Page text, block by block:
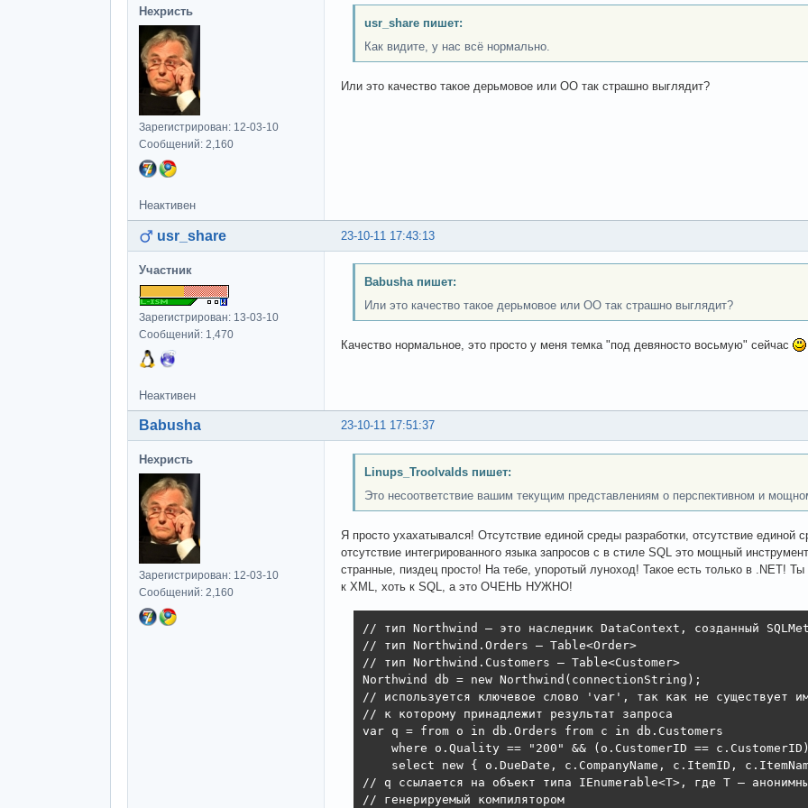
Нехристь
Зарегистрирован: 12-03-10
Сообщений: 2,160
usr_share пишет:
Как видите, у нас всё нормально.
Или это качество такое дерьмовое или ОО так страшно выглядит?
Неактивен
23-10-11 17:43:13
usr_share
Участник
Зарегистрирован: 13-03-10
Сообщений: 1,470
Babusha пишет:
Или это качество такое дерьмовое или ОО так страшно выглядит?
Качество нормальное, это просто у меня темка "под девяносто восьмую" сейчас
Неактивен
23-10-11 17:51:37
Babusha
Нехристь
Зарегистрирован: 12-03-10
Сообщений: 2,160
Linups_Troolvalds пишет:
Это несоответствие вашим текущим представлениям о перспективном и
Я просто ухахатывался! Отсутствие единой среды разработки, отсутствие единой
отсутствие интегрированного языка запросов с в стиле SQL это мощный
странные, пиздец просто! На тебе, упоротый луноход! Такое есть только в .NET!
к XML, хоть к SQL, а это ОЧЕНЬ НУЖНО!
// тип Northwind — это наследник DataContext, созданный
// тип Northwind.Orders — Table<Order>
// тип Northwind.Customers — Table<Customer>
Northwind db = new Northwind(connectionString);
// используется ключевое слово 'var', так как не существует
// к которому принадлежит результат запроса
var q = from o in db.Orders from c in db.Customers
where o.Quality == "200" && (o.CustomerID ==
select new { o.DueDate, c.CompanyName, c.ItemID,
// q ссылается на объект типа IEnumerable<T>, где T —
// генерируемый компилятором